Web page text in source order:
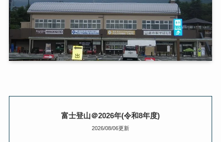
富士登山＠2026年(令和8年度)
2026/08/06更新